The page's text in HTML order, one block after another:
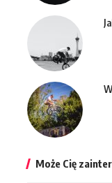
Może Cię